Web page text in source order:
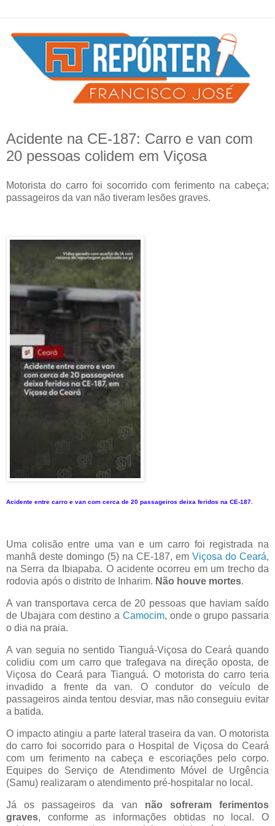
Acidente na CE-187: Carro e van com
20 pessoas colidem em Viçosa
Motorista do carro foi socorrido com ferimento na cabeça;
passageiros da van não tiveram lesões graves.
Acidente entre carro e van com cerca de 20 passageiros deixa feridos na CE-187.
Uma colisão entre uma van e um carro foi registrada na
manhã deste domingo (5) na CE-187, em Viçosa do Ceará,
na Serra da Ibiapaba. O acidente ocorreu em um trecho da
rodovia após o distrito de Inharim. Não houve mortes.
A van transportava cerca de 20 pessoas que haviam saído
de Ubajara com destino a Camocim, onde o grupo passaria
o dia na praia.
A van seguia no sentido Tianguá-Viçosa do Ceará quando
colidiu com um carro que trafegava na direção oposta, de
Viçosa do Ceará para Tianguá. O motorista do carro teria
invadido a frente da van. O condutor do veículo de
passageiros ainda tentou desviar, mas não conseguiu evitar
a batida.
O impacto atingiu a parte lateral traseira da van. O motorista
do carro foi socorrido para o Hospital de Viçosa do Ceará
com um ferimento na cabeça e escoriações pelo corpo.
Equipes do Serviço de Atendimento Móvel de Urgência
(Samu) realizaram o atendimento pré-hospitalar no local.
Já os passageiros da van não sofreram ferimentos
graves, conforme as informações obtidas no local. O